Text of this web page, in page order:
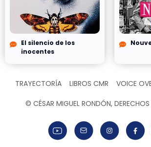
El silencio de los
inocentes
TRAYECTORÍA LIBROS CMR VOICE
© CÉSAR MIGUEL RONDÓN, DERECHOS